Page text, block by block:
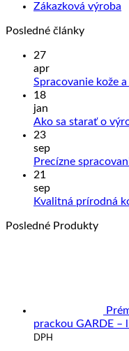
Zákazková výroba
Posledné články
27
apr
Spracovanie kože
18
jan
Ako sa starať o
23
sep
Precízne
21
sep
Kvalitná prírodná
Posledné Produkty
prackou GARDE –
DPH